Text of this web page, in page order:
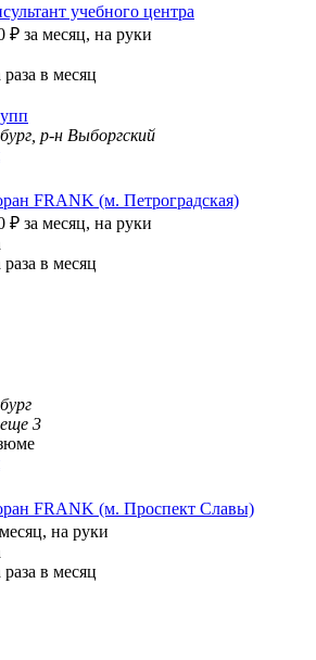
учебного центра
₽ за месяц, на руки
в месяц
р-н Выборгский
FRANK (м. Петроградская)
₽ за месяц, на руки
в месяц
3
FRANK (м. Проспект Славы)
на руки
в месяц